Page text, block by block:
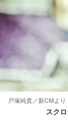
戸塚純貴／新CMより
スク